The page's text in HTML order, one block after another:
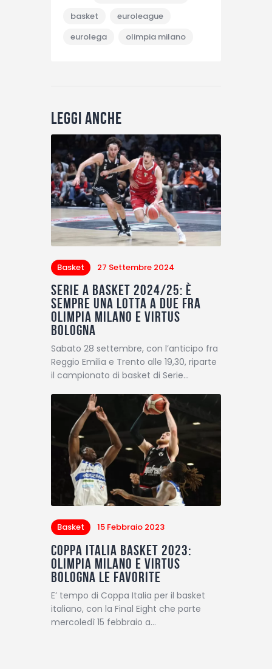
basket
euroleague
eurolega
olimpia milano
Leggi anche
Basket 27 Settembre 2024
Serie A basket 2024/25: è
sempre una lotta a due fra
Olimpia Milano e Virtus
Bologna
Sabato 28 settembre, con l’anticipo fra
Reggio Emilia e Trento alle 19,30, riparte
il campionato di basket di Serie…
Basket 15 Febbraio 2023
Coppa Italia basket 2023:
Olimpia Milano e Virtus
Bologna le favorite
E’ tempo di Coppa Italia per il basket
italiano, con la Final Eight che parte
mercoledì 15 febbraio a…